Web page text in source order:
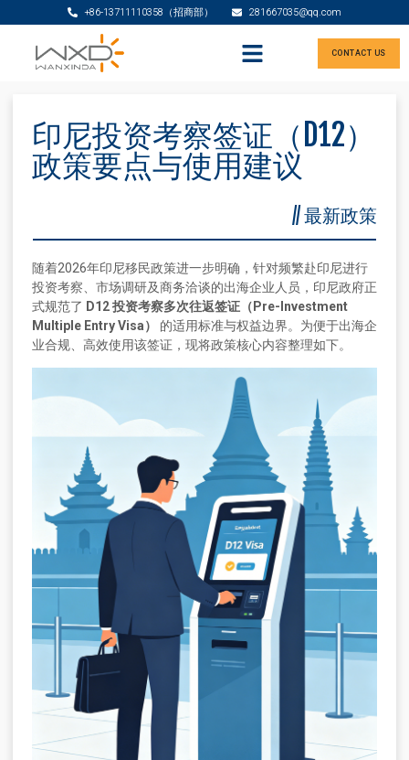
+86-13711110358（招商部） 281667035@qq.com
CONTACT US
印尼投资考察签证（D12）
政策要点与使用建议
//最新政策
随着2026年印尼移民政策进一步明确，针对频繁赴印尼进行
投资考察、市场调研及商务洽谈的出海企业人员，印尼政府正
式规范了 D12 投资考察多次往返签证（Pre-Investment
Multiple Entry Visa）
的适用标准与权益边界。为便于出海企
业合规、高效使用该签证，现将政策核心内容整理如下。